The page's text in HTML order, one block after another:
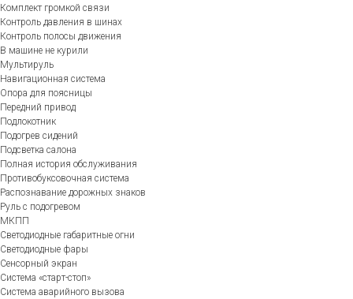
Комплект громкой связи
Контроль давления в шинах
Контроль полосы движения
В машине не курили
Мультируль
Навигационная система
Опора для поясницы
Передний привод
Подлокотник
Подогрев сидений
Подсветка салона
Полная история обслуживания
Противобуксовочная система
Распознавание дорожных знаков
Руль с подогревом
МКПП
Светодиодные габаритные огни
Светодиодные фары
Сенсорный экран
Система «старт-стоп»
Система аварийного вызова